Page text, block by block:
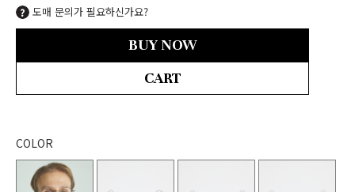
도매 문의가 필요하신가요?
BUY NOW
CART
COLOR